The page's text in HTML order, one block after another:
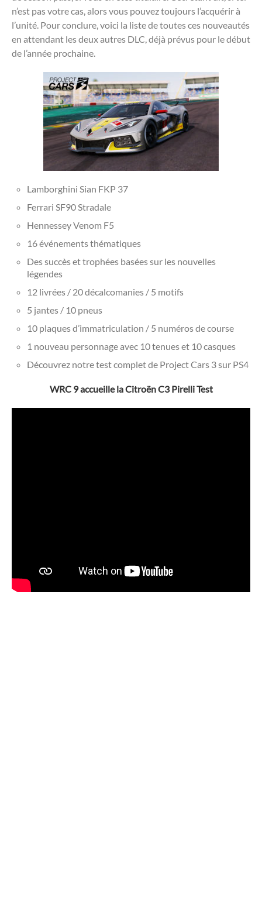
n’est pas votre cas, alors vous pouvez toujours l’acquérir à
l’unité. Pour conclure, voici la liste de toutes ces nouveautés
en attendant les deux autres DLC, déjà prévus pour le début
de l’année prochaine.
Lamborghini Sian FKP 37
Ferrari SF90 Stradale
Hennessey Venom F5
16 événements thématiques
Des succès et trophées basées sur les nouvelles
légendes
12 livrées / 20 décalcomanies / 5 motifs
5 jantes / 10 pneus
10 plaques d’immatriculation / 5 numéros de course
1 nouveau personnage avec 10 tenues et 10 casques
Découvrez notre test complet de Project Cars 3 sur PS4
WRC 9 accueille la Citroën C3 Pirelli Test